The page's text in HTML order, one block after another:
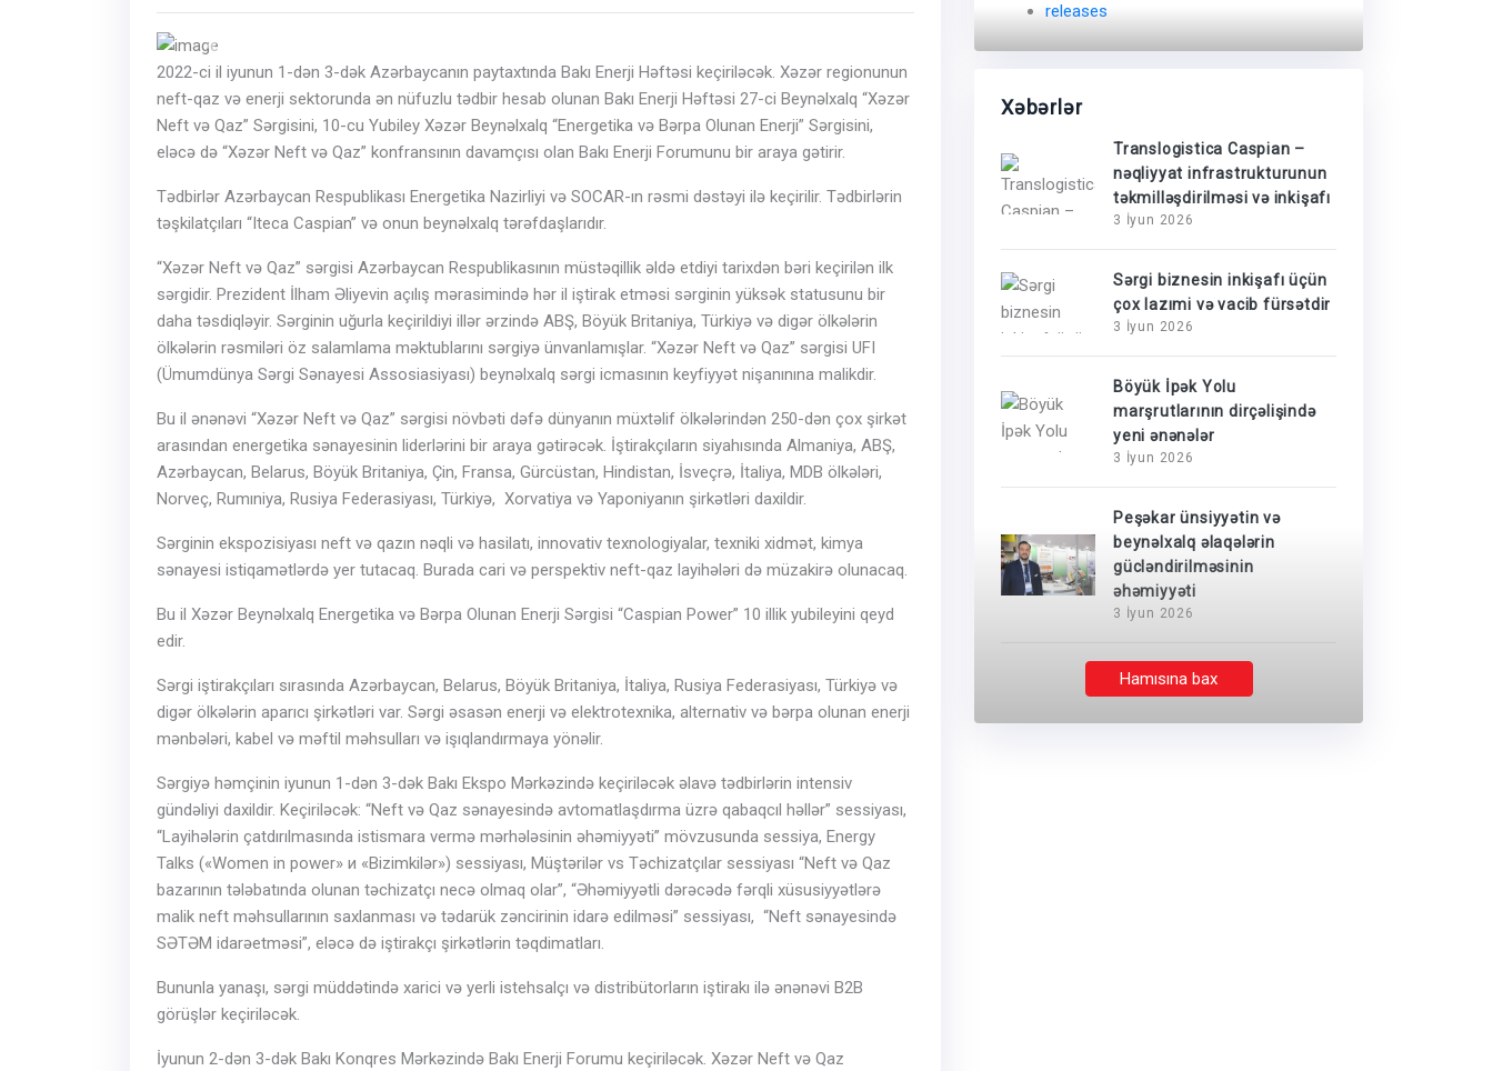
Previous
2022-ci il iyunun 1-dən 3-dək Azərbaycanın paytaxtında Bakı Enerji Həftəsi keçiriləcək. Xəzər regionunun
neft-qaz və enerji sektorunda ən nüfuzlu tədbir hesab olunan Bakı Enerji Həftəsi 27-ci Beynəlxalq “Xəzər
Neft və Qaz” Sərgisini, 10-cu Yubiley Xəzər Beynəlxalq “Energetika və Bərpa Olunan Enerji” Sərgisini,
eləcə də “Xəzər Neft və Qaz” konfransının davamçısı olan Bakı Enerji Forumunu bir araya gətirir.
Tədbirlər Azərbaycan Respublikası Energetika Nazirliyi və SOCAR-ın rəsmi dəstəyi ilə keçirilir. Tədbirlərin
təşkilatçıları “Iteca Caspian” və onun beynəlxalq tərəfdaşlarıdır.
“Xəzər Neft və Qaz” sərgisi Azərbaycan Respublikasının müstəqillik əldə etdiyi tarixdən bəri keçirilən ilk
sərgidir. Prezident İlham Əliyevin açılış mərasimində hər il iştirak etməsi sərginin yüksək statusunu bir
daha təsdiqləyir. Sərginin uğurla keçirildiyi illər ərzində ABŞ, Böyük Britaniya, Türkiyə və digər ölkələrin
ölkələrin rəsmiləri öz salamlama məktublarını sərgiyə ünvanlamışlar. “Xəzər Neft və Qaz” sərgisi UFI
(Ümumdünya Sərgi Sənayesi Assosiasiyası) beynəlxalq sərgi icmasının keyfiyyət nişanınına malikdir.
Bu il ənənəvi “Xəzər Neft və Qaz” sərgisi növbəti dəfə dünyanın müxtəlif ölkələrindən 250-dən çox şirkət
arasından energetika sənayesinin liderlərini bir araya gətirəcək. İştirakçıların siyahısında Almaniya, ABŞ,
Azərbaycan, Belarus, Böyük Britaniya, Çin, Fransa, Gürcüstan, Hindistan, İsveçrə, İtaliya, MDB ölkələri,
Norveç, Rumıniya, Rusiya Federasiyası, Türkiyə, Xorvatiya və Yaponiyanın şirkətləri daxildir.
Sərginin ekspozisiyası neft və qazın nəqli və hasilatı, innovativ texnologiyalar, texniki xidmət, kimya
sənayesi istiqamətlərdə yer tutacaq. Burada cari və perspektiv neft-qaz layihələri də müzakirə olunacaq.
Bu il Xəzər Beynəlxalq Energetika və Bərpa Olunan Enerji Sərgisi “Caspian Power” 10 illik yubileyini qeyd
edir.
Sərgi iştirakçıları sırasında Azərbaycan, Belarus, Böyük Britaniya, İtaliya, Rusiya Federasiyası, Türkiyə və
digər ölkələrin aparıcı şirkətləri var. Sərgi əsasən enerji və elektrotexnika, alternativ və bərpa olunan enerji
mənbələri, kabel və məftil məhsulları və işıqlandırmaya yönəlir.
Sərgiyə həmçinin iyunun 1-dən 3-dək Bakı Ekspo Mərkəzində keçiriləcək əlavə tədbirlərin intensiv
gündəliyi daxildir. Keçiriləcək: “Neft və Qaz sənayesində avtomatlaşdırma üzrə qabaqcıl həllər” sessiyası,
“Layihələrin çatdırılmasında istismara vermə mərhələsinin əhəmiyyəti” mövzusunda sessiya, Energy
Talks («Women in power» и «Bizimkilər») sessiyası, Müştərilər vs Təchizatçılar sessiyası “Neft və Qaz
bazarının tələbatında olunan təchizatçı necə olmaq olar”, “Əhəmiyyətli dərəcədə fərqli xüsusiyyətlərə
malik neft məhsullarının saxlanması və tədarük zəncirinin idarə edilməsi” sessiyası, “Neft sənayesində
SƏTƏM idarəetməsi”, eləcə də iştirakçı şirkətlərin təqdimatları.
Bununla yanaşı, sərgi müddətində xarici və yerli istehsalçı və distribütorların iştirakı ilə ənənəvi B2B
görüşlər keçiriləcək.
İyunun 2-dən 3-dək Bakı Konqres Mərkəzində Bakı Enerji Forumu keçiriləcək. Xəzər Neft və Qaz
releases
Xəbərlər
Translogistica Caspian –
nəqliyyat infrastrukturunun
təkmilləşdirilməsi və inkişafı
3 İyun 2026
Sərgi biznesin inkişafı üçün
çox lazımi və vacib fürsətdir
3 İyun 2026
Böyük İpək Yolu
marşrutlarının dirçəlişində
yeni ənənələr
3 İyun 2026
Peşəkar ünsiyyətin və
beynəlxalq əlaqələrin
gücləndirilməsinin
əhəmiyyəti
3 İyun 2026
Hamısına bax